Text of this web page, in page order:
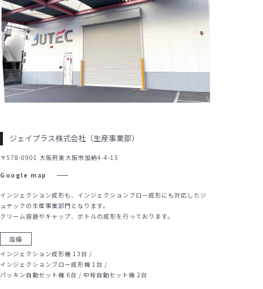
ジェイプラス株式会社（生産事業部）
〒578-0901 大阪府東大阪市加納4-4-15
Google map
インジェクション成形も、インジェクションブロー成形にも対応した ジ
ュテックの生産事業部門となります。
クリーム容器やキャップ、ボトルの成形を行っております。
設備
インジェクション成形機 13台 /
インジェクションブロー成形機 1台 /
パッキン自動セット機 6台 / 中栓自動セット機 2台